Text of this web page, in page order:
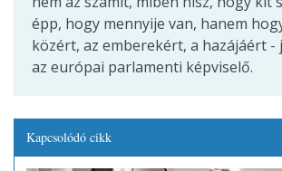
épp, hogy mennyije van, hanem
közért, az emberekért, a hazájáért -
az európai parlamenti képviselő.
Kapcsolódó cikk